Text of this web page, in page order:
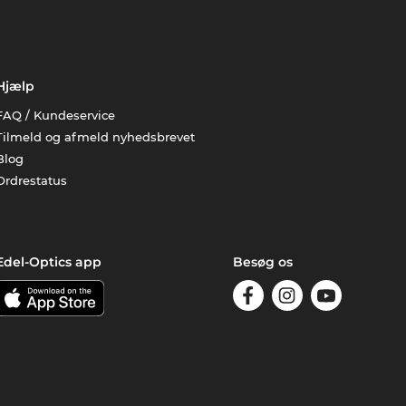
/ Kundeservice
og afmeld nyhedsbrevet
Optics app Besøg os